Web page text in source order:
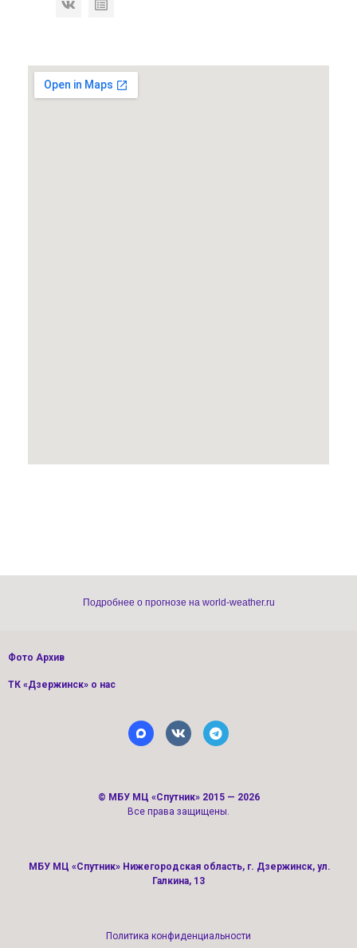
Подробнее о прогнозе на world-weather.ru
Фото Архив
ТК «Дзержинск» о нас
© МБУ МЦ «Спутник» 2015 — 2026
Все права защищены.
МБУ МЦ «Спутник» Нижегородская область, г. Дзержинск, ул.
Галкина, 13
Политика конфиденциальности